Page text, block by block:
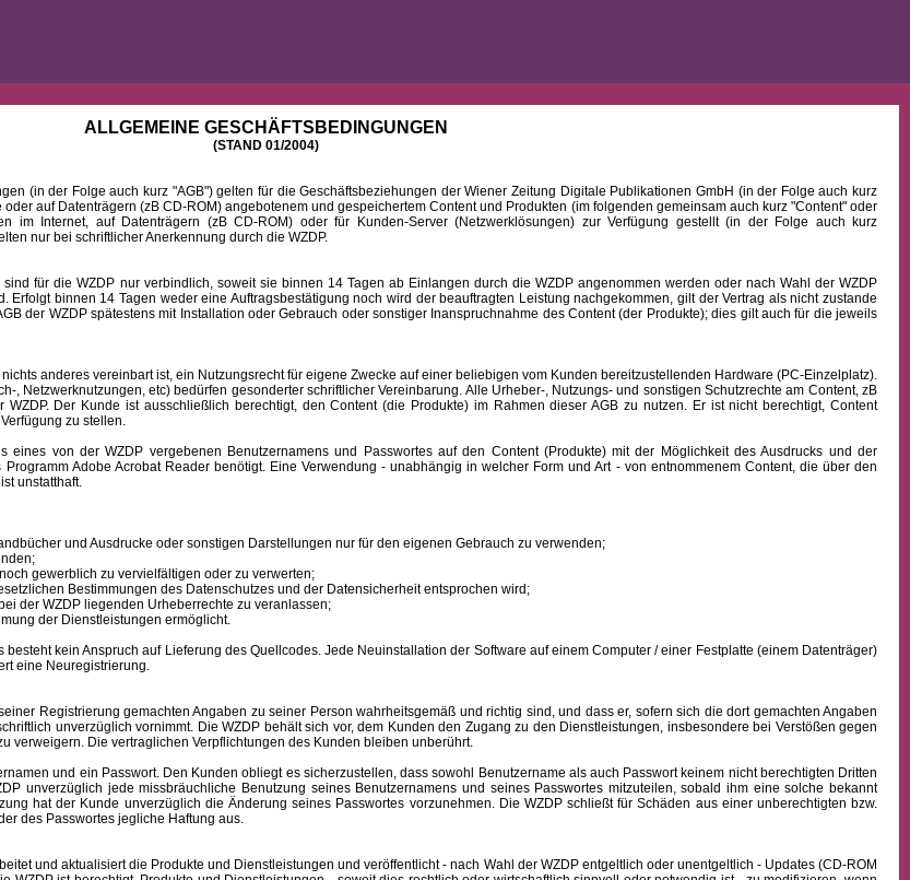
ALLGEMEINE GESCHÄFTSBEDINGUNGEN
(STAND 01/2004)
(in der Folge auch kurz "AGB") gelten für die Geschäftsbeziehungen der Wiener Zeitung Digitale Publikationen GmbH (in der Folge auch kurz
auf Datenträgern (zB CD-ROM) angebotenem und gespeichertem Content und Produkten (im folgenden gemeinsam auch kurz "Content" oder
im Internet, auf Datenträgern (zB CD-ROM) oder für Kunden-Server (Netzwerklösungen) zur Verfügung gestellt (in der Folge auch kurz
nur bei schriftlicher Anerkennung durch die WZDP.
für die WZDP nur verbindlich, soweit sie binnen 14 Tagen ab Einlangen durch die WZDP angenommen werden oder nach Wahl der WZDP
Erfolgt binnen 14 Tagen weder eine Auftragsbestätigung noch wird der beauftragten Leistung nachgekommen, gilt der Vertrag als nicht zustande
der WZDP spätestens mit Installation oder Gebrauch oder sonstiger Inanspruchnahme des Content (der Produkte); dies gilt auch für die jeweils
anderes vereinbart ist, ein Nutzungsrecht für eigene Zwecke auf einer beliebigen vom Kunden bereitzustellenden Hardware (PC-Einzelplatz).
, Netzwerknutzungen, etc) bedürfen gesonderter schriftlicher Vereinbarung. Alle Urheber-, Nutzungs- und sonstigen Schutzrechte am Content, zB
Der Kunde ist ausschließlich berechtigt, den Content (die Produkte) im Rahmen dieser AGB zu nutzen. Er ist nicht berechtigt, Content
zu stellen.
von der WZDP vergebenen Benutzernamens und Passwortes auf den Content (Produkte) mit der Möglichkeit des Ausdrucks und der
Adobe Acrobat Reader benötigt. Eine Verwendung - unabhängig in welcher Form und Art - von entnommenem Content, die über den
unstatthaft.
und Ausdrucke oder sonstigen Darstellungen nur für den eigenen Gebrauch zu verwenden;
gewerblich zu vervielfältigen oder zu verwerten;
Bestimmungen des Datenschutzes und der Datensicherheit entsprochen wird;
der WZDP liegenden Urheberrechte zu veranlassen;
der Dienstleistungen ermöglicht.
kein Anspruch auf Lieferung des Quellcodes. Jede Neuinstallation der Software auf einem Computer / einer Festplatte (einem Datenträger)
eine Neuregistrierung.
Registrierung gemachten Angaben zu seiner Person wahrheitsgemäß und richtig sind, und dass er, sofern sich die dort gemachten Angaben
unverzüglich vornimmt. Die WZDP behält sich vor, dem Kunden den Zugang zu den Dienstleistungen, insbesondere bei Verstößen gegen
verweigern. Die vertraglichen Verpflichtungen des Kunden bleiben unberührt.
und ein Passwort. Den Kunden obliegt es sicherzustellen, dass sowohl Benutzername als auch Passwort keinem nicht berechtigten Dritten
unverzüglich jede missbräuchliche Benutzung seines Benutzernamens und seines Passwortes mitzuteilen, sobald ihm eine solche bekannt
hat der Kunde unverzüglich die Änderung seines Passwortes vorzunehmen. Die WZDP schließt für Schäden aus einer unberechtigten bzw.
des Passwortes jegliche Haftung aus.
und aktualisiert die Produkte und Dienstleistungen und veröffentlicht - nach Wahl der WZDP entgeltlich oder unentgeltlich - Updates (CD-ROM